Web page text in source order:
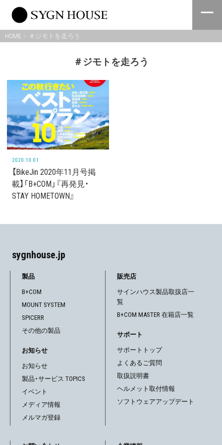
content
HOME ＃ジモトを走ろう
＃ジモトを走ろう
2020.10.01
【BikeJin 2020年11月号掲
載】「B+COM」『再発見・
STAY HOMETOWN』
sygnhouse.jp
製品
B+COM
MOUNT SYSTEM
SPICERR
その他の製品
お知らせ
お知らせ
製品・サービス TOPICS
イベント
メディア情報
メルマガ登録
販売店
サインハウス製品取扱店一
覧
B+COM MASTER 在籍店一覧
サポート
サポートトップ
よくあるご質問
取扱説明書
ヘルメット取付情報
ソフトウェアアップデート